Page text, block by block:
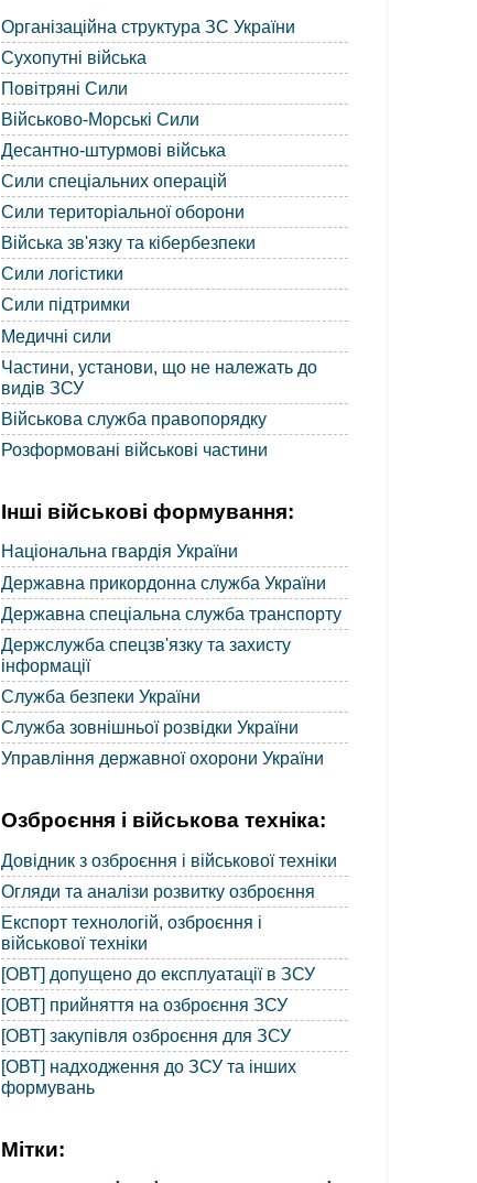
Організаційна структура ЗС України
Сухопутні війська
Повітряні Сили
Військово-Морські Сили
Десантно-штурмові війська
Сили спеціальних операцій
Сили територіальної оборони
Війська зв'язку та кібербезпеки
Сили логістики
Сили підтримки
Медичні сили
Частини, установи, що не належать до
видів ЗСУ
Військова служба правопорядку
Розформовані військові частини
Інші військові формування:
Національна гвардія України
Державна прикордонна служба України
Державна спеціальна служба транспорту
Держслужба спецзв'язку та захисту
інформації
Служба безпеки України
Служба зовнішньої розвідки України
Управління державної охорони України
Озброєння і військова техніка:
Довідник з озброєння і військової техніки
Огляди та аналізи розвитку озброєння
Експорт технологій, озброєння і
військової техніки
[ОВТ] допущено до експлуатації в ЗСУ
[ОВТ] прийняття на озброєння ЗСУ
[ОВТ] закупівля озброєння для ЗСУ
[ОВТ] надходження до ЗСУ та інших
формувань
Мітки: